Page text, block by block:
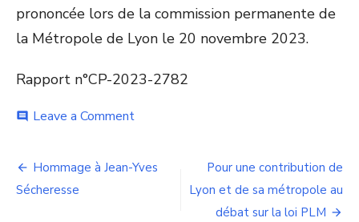
prononcée lors de la commission permanente de
la Métropole de Lyon le 20 novembre 2023.
Rapport n°CP-2023-2782
comment Leave a Commenton
la
Navigation
de
Hommage à Jean-Yves
Sécheresse
Pour une contribution de
Lyon et de sa métropole au
débat sur la loi PLM